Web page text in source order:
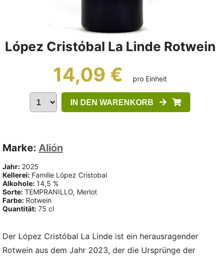
López Cristóbal La Linde Rotwein
14,09 € pro Einheit
IN DEN WARENKORB
Marke: Alión
Jahr: 2025
Kellerei: Familie López Cristobal
Alkohole: 14,5 %
Sorte: TEMPRANILLO, Merlot
Farbe: Rotwein
Quantität: 75 cl
Der López Cristóbal La Linde ist ein herausragender
Rotwein aus dem Jahr 2023, der die Ursprünge der